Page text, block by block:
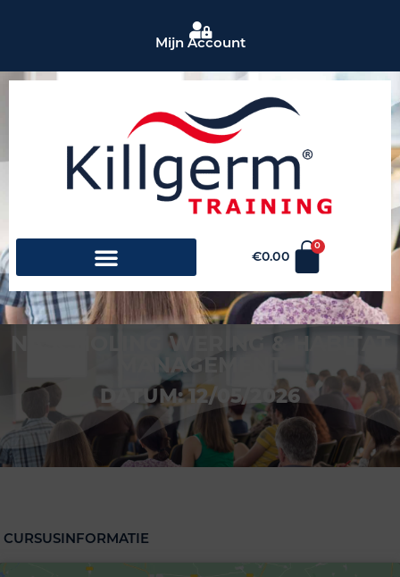
Mijn Account
€0.00
0
NASCHOLING WERING & HABITAT
MANAGEMENT
DATUM: 12/05/2026
CURSUSINFORMATIE